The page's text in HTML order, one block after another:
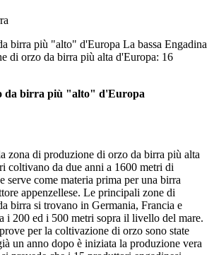
birra più "alto" d'Europa La bassa Engadina
di orzo da birra più alta d'Europa: 16
da birra più "alto" d'Europa
zona di produzione di orzo da birra più alta
coltivano da due anni a 1600 metri di
serve come materia prima per una birra
appenzellese. Le principali zone di
birra si trovano in Germania, Francia e
i 200 ed i 500 metri sopra il livello del mare.
per la coltivazione di orzo sono state
un anno dopo è iniziata la produzione vera